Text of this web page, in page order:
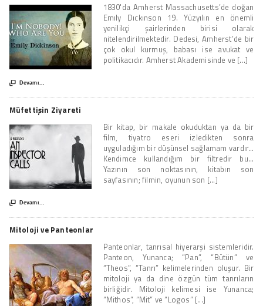
1830'da Amherst Massachusetts’de doğan
Emıly Dıckınson 19. Yüzyılın en önemli
yenilikçi şairlerinden birisi olarak
nitelendirilmektedir. Dedesi, Amherst’de bir
çok okul kurmuş, babası ise avukat ve
politikacıdır. Amherst Akademisinde ve [...]
 Devamı...
Müfettişin Ziyareti
Bir kitap, bir makale okuduktan ya da bir
film, tiyatro eseri izledikten sonra
uyguladığım bir düşünsel sağlamam vardır…
Kendimce kullandığım bir filtredir bu...
Yazının son noktasının, kitabın son
sayfasının; filmin, oyunun son [...]
 Devamı...
Mitoloji ve Panteonlar
Panteonlar, tanrısal hiyerarşi sistemleridir.
Panteon, Yunanca; “Pan”, “Bütün” ve
“Theos”, “Tanrı” kelimelerinden oluşur. Bir
mitoloji ya da dine özgün tüm tanrıların
birliğidir. Mitoloji kelimesi ise Yunanca;
“Mithos”, “Mit” ve “Logos” [...]